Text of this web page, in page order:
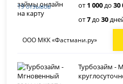
19 отзывов
от 1 000до30
от7до30
ООО МКК «Фастмани.ру»
Турбозайм -